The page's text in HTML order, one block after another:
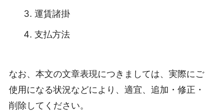
運賃諸掛
支払方法
なお、本文の文章表現につきましては、実際にご
使用になる状況などにより、適宜、追加・修正・
削除してください。